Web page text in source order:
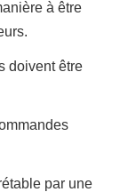
à être
doivent être
par une